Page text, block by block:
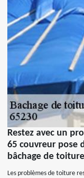
Restez avec un
65 couvreur pose
bâchage de
Les problèmes de toiture